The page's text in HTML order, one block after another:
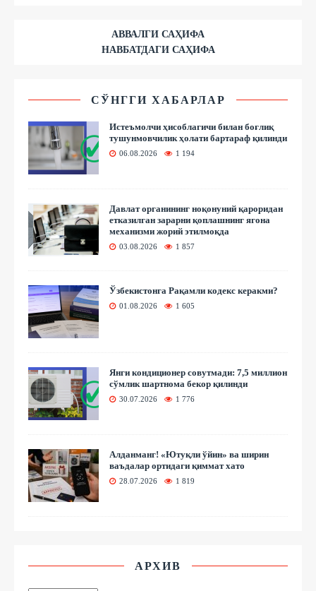
АВВАЛГИ САҲИФА
НАВБАТДАГИ САҲИФА
СЎНГГИ ХАБАРЛАР
Истеъмолчи ҳисоблагичи билан боғлиқ
тушунмовчилик ҳолати бартараф қилинди
06.08.2026 1 194
Давлат органининг ноқонуний қароридан
етказилган зарарни қоплашнинг ягона
механизми жорий этилмоқда
03.08.2026 1 857
Ўзбекистонга Рақамли кодекс керакми?
01.08.2026 1 605
Янги кондиционер совутмади: 7,5 миллион
сўмлик шартнома бекор қилинди
30.07.2026 1 776
Алданманг! «Ютуқли ўйин» ва ширин
ваъдалар ортидаги қиммат хато
28.07.2026 1 819
АРХИВ